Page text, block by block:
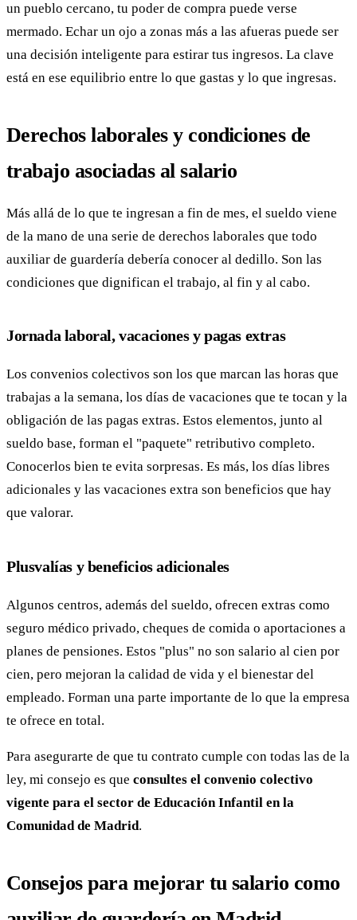
un pueblo cercano, tu poder de compra puede verse
mermado. Echar un ojo a zonas más a las afueras puede ser
una decisión inteligente para estirar tus ingresos. La clave
está en ese equilibrio entre lo que gastas y lo que ingresas.
Derechos laborales y condiciones de
trabajo asociadas al salario
Más allá de lo que te ingresan a fin de mes, el sueldo viene
de la mano de una serie de derechos laborales que todo
auxiliar de guardería debería conocer al dedillo. Son las
condiciones que dignifican el trabajo, al fin y al cabo.
Jornada laboral, vacaciones y pagas extras
Los convenios colectivos son los que marcan las horas que
trabajas a la semana, los días de vacaciones que te tocan y la
obligación de las pagas extras. Estos elementos, junto al
sueldo base, forman el "paquete" retributivo completo.
Conocerlos bien te evita sorpresas. Es más, los días libres
adicionales y las vacaciones extra son beneficios que hay
que valorar.
Plusvalías y beneficios adicionales
Algunos centros, además del sueldo, ofrecen extras como
seguro médico privado, cheques de comida o aportaciones a
planes de pensiones. Estos "plus" no son salario al cien por
cien, pero mejoran la calidad de vida y el bienestar del
empleado. Forman una parte importante de lo que la empresa
te ofrece en total.
Para asegurarte de que tu contrato cumple con todas las de la
ley, mi consejo es que consultes el convenio colectivo
vigente para el sector de Educación Infantil en la
Comunidad de Madrid.
Consejos para mejorar tu salario como